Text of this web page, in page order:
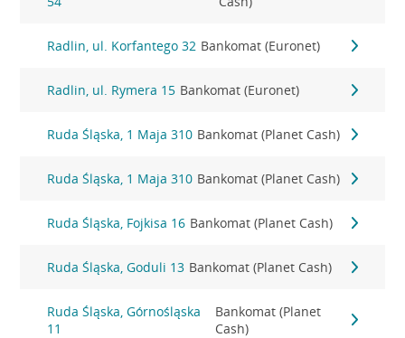
Radlin, ul. Korfantego 32 Bankomat (Euronet)
Radlin, ul. Rymera 15 Bankomat (Euronet)
Ruda Śląska, 1 Maja 310 Bankomat (Planet Cash)
Ruda Śląska, 1 Maja 310 Bankomat (Planet Cash)
Ruda Śląska, Fojkisa 16 Bankomat (Planet Cash)
Ruda Śląska, Goduli 13 Bankomat (Planet Cash)
Ruda Śląska, Górnośląska
11
Bankomat (Planet
Cash)